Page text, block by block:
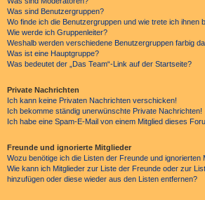
Was sind Benutzergruppen?
Wo finde ich die Benutzergruppen und wie trete ich ihnen
Wie werde ich Gruppenleiter?
Weshalb werden verschiedene Benutzergruppen farbig
Was ist eine Hauptgruppe?
Was bedeutet der „Das Team“-Link auf der Startseite?
Private Nachrichten
Ich kann keine Privaten Nachrichten verschicken!
Ich bekomme ständig unerwünschte Private Nachrichten!
Ich habe eine Spam-E-Mail von einem Mitglied dieses
Freunde und ignorierte Mitglieder
Wozu benötige ich die Listen der Freunde und ignorierten
Wie kann ich Mitglieder zur Liste der Freunde oder zur
hinzufügen oder diese wieder aus den Listen entfernen?